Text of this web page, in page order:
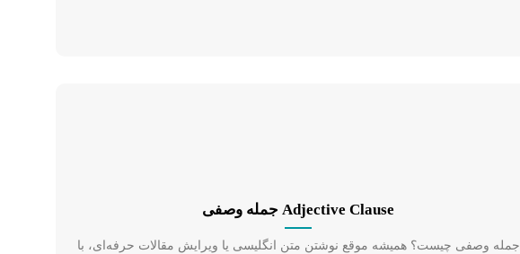
جمله وصفی Adjective Clause
جمله وصفی چیست؟ همیشه موقع نوشتن متن انگلیسی یا ویرایش مقالات حرفه‌ای، با